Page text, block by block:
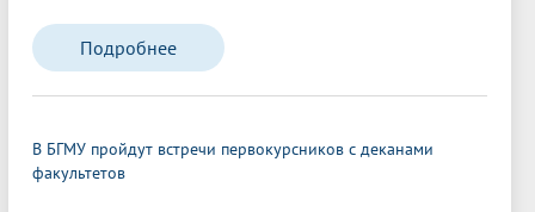
Подробнее
В БГМУ пройдут встречи первокурсников с деканами
факультетов